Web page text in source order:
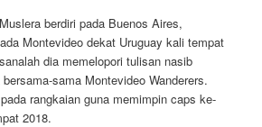
berdiri pada Buenos Aires,
Montevideo dekat Uruguay kali tempat
dia memelopori tulisan nasib
sama Montevideo Wanderers.
rangkaian guna memimpin caps ke-
2018.